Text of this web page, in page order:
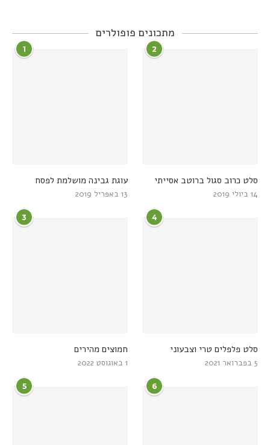
מתכונים פופולרים
1
עוגת גבינה מושלמת לפסח
13 באפריל 2019
2
סלט כרוב סגול ברוטב אסייתי
14 ביולי 2019
3
חמוצים מהירים
1 באוגוסט 2022
4
סלט פלפלים טרי וצבעוני
5 בפברואר 2021
5 6